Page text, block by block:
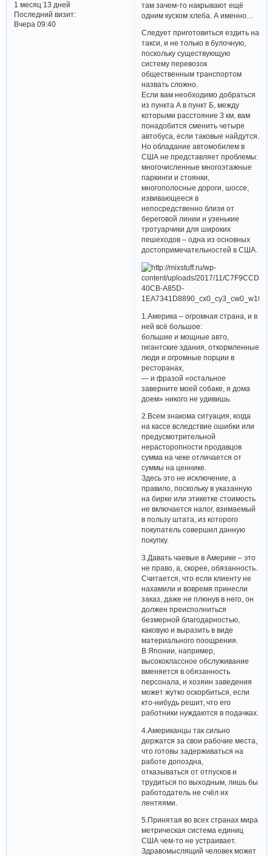
1 месяц 13 дней
Последний визит:
Вчера 09:40
там зачем-то накрывают ещё
одним куском хлеба. А именно…
Следует приготовиться ездить на
такси, и не только в булочную,
поскольку существующую
систему перевозок
общественным транспортом
назвать сложно.
Если вам необходимо добраться
из пункта А в пункт Б, между
которыми расстояние 3 км, вам
понадобится сменить четыре
автобуса, если таковые найдутся.
Но обладание автомобилем в
США не представляет проблемы:
многочисленные многоэтажные
паркинги и стоянки,
многополосные дороги, шоссе,
извивающееся в
непосредственно близи от
береговой линии и узенькие
тротуарчики для широких
пешеходов – одна из основных
достопримечательностей в США.
1.Америка – огромная страна, и в
ней всё большое:
большие и мощные авто,
гигантские здания, откормленные
люди и огромные порции в
ресторанах,
— и фразой «остальное
заверните моей собаке, я дома
доем» никого не удивишь.
2.Всем знакома ситуация, когда
на кассе вследствие ошибки или
предусмотрительной
нерасторопности продавцов
сумма на чеке отличается от
суммы на ценнике.
Здесь это не исключение, а
правило, поскольку в указанную
на бирке или этикетке стоимость
не включается налог, взимаемый
в пользу штата, из которого
покупатель совершил данную
покупку.
3.Давать чаевые в Америке – это
не право, а, скорее, обязанность.
Считается, что если клиенту не
нахамили и вовремя принесли
заказ, даже не плюнув в него, он
должен преисполниться
безмерной благодарностью,
каковую и выразить в виде
материального поощрения.
В Японии, например,
высококлассное обслуживание
вменяется в обязанность
персонала, и хозяин заведения
может жутко оскорбиться, если
кто-нибудь решит, что его
работники нуждаются в подачках.
4.Американцы так сильно
держатся за свои рабочие места,
что готовы задерживаться на
работе допоздна,
отказываться от отпусков и
трудиться по выходным, лишь бы
работодатель не счёл их
лентяями.
5.Принятая во всех странах мира
метрическая система единиц
США чем-то не устраивает.
Здравомыслящий человек может